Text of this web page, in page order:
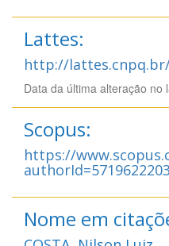
Lattes:
http://lattes.cnpq.br/
Data da última alteração no
Scopus:
https://
Nome em